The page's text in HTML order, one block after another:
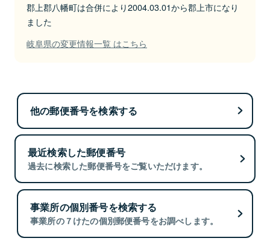
郡上郡八幡町は合併により2004.03.01から郡上市になり
ました
岐阜県の変更情報一覧 はこちら
他の郵便番号を検索する
最近検索した郵便番号
過去に検索した郵便番号をご覧いただけます。
事業所の個別番号を検索する
事業所の７けたの個別郵便番号をお調べします。